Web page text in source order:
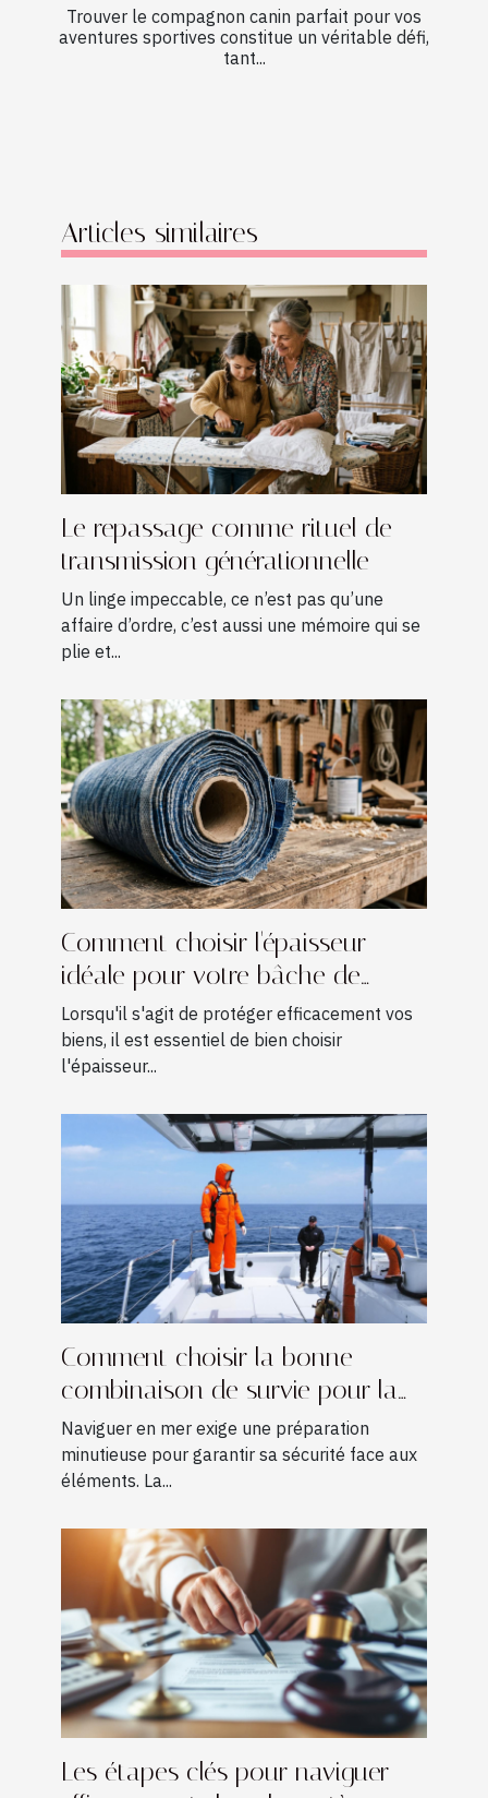
Trouver le compagnon canin parfait pour vos
aventures sportives constitue un véritable défi,
tant...
Articles similaires
Le repassage comme rituel de
transmission générationnelle
Un linge impeccable, ce n’est pas qu’une
affaire d’ordre, c’est aussi une mémoire qui se
plie et...
Comment choisir l'épaisseur
idéale pour votre bâche de
protection ?
Lorsqu'il s'agit de protéger efficacement vos
biens, il est essentiel de bien choisir
l'épaisseur...
Comment choisir la bonne
combinaison de survie pour la
navigation ?
Naviguer en mer exige une préparation
minutieuse pour garantir sa sécurité face aux
éléments. La...
Les étapes clés pour naviguer